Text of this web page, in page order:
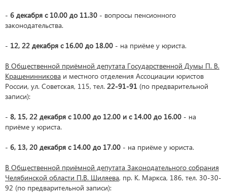
- 6 декабря с 10.00 до 11.30 - вопросы пенсионного
законодательства.
- 12, 22 декабря с 16.00 до 18.00 - на приёме у юриста.
В Общественной приёмной депутата Государственной Думы П. В.
Крашенинникова и местного отделения Ассоциации юристов
России, ул. Советская, 115, тел. 22-91-91 (по предварительной
записи):
- 8, 15, 22 декабря с 10.00 до 12.00 и с 14.00 до 16.00 - на
приёме у юриста.
- 6, 13, 20 декабря с 14.00 до 17.00 - на приёме у юриста.
В Общественной приёмной депутата Законодательного собрания
Челябинской области П.В. Шиляева, пр. К. Маркса, 186, тел. 30-30-
92 (по предварительной записи):